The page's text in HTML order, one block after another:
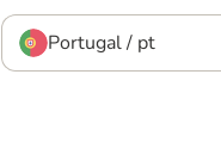
Portugal / pt